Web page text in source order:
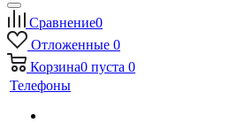
Сравнение0
Отложенные 0
Корзина0 пуста 0
Телефоны